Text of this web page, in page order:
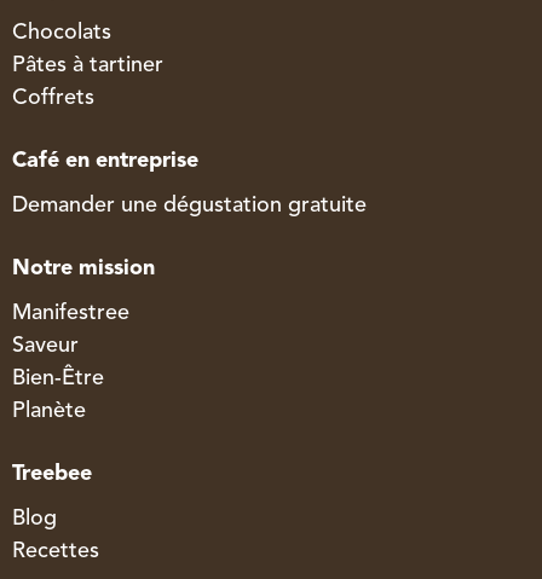
Chocolats
Pâtes à tartiner
Coffrets
Café en entreprise
Demander une dégustation gratuite
Notre mission
Manifestree
Saveur
Bien-Être
Planète
Treebee
Blog
Recettes